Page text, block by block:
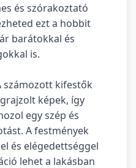
és szórakoztató
ezt a hobbit
barátokkal és
is.
számozott kifestők
képek, így
egy szép és
A festmények
és elégedettséggel
lehet a lakásban